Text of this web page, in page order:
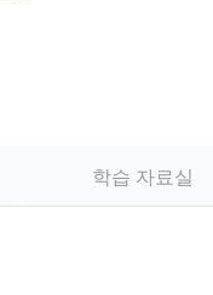
학습 자료실